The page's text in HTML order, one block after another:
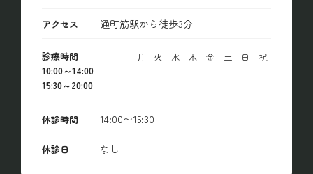
アクセス 通町筋駅から徒歩3分
診療時間 月 火 水 木 金 土 日 祝
10:00～14:00
15:30～20:00
休診時間 14:00〜15:30
休診日 なし